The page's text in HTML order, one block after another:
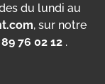
du lundi au
, sur notre
76 02 12 .